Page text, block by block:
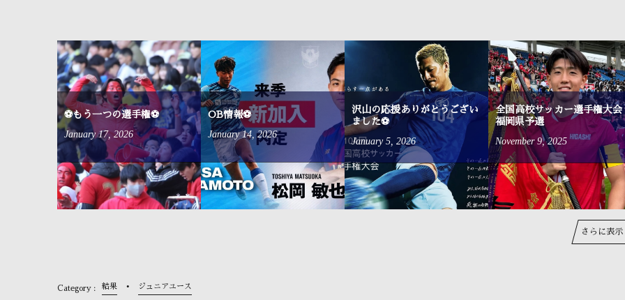
⚽もう一つの選手権⚽
January 17,2026
OB情報⚽
January 14,2026
沢山の応援ありがとうござい
ました⚽
January 5, 2026
全国高校サッカー選手権大会
福岡県予選
November 9,2025
さらに表示
結果 ジュニアユース